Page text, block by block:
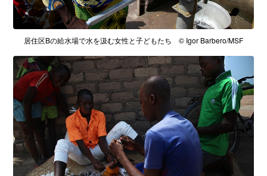
居住区Bの給水場で水を汲む女性と子どもたち © Igor Barbero/MSF